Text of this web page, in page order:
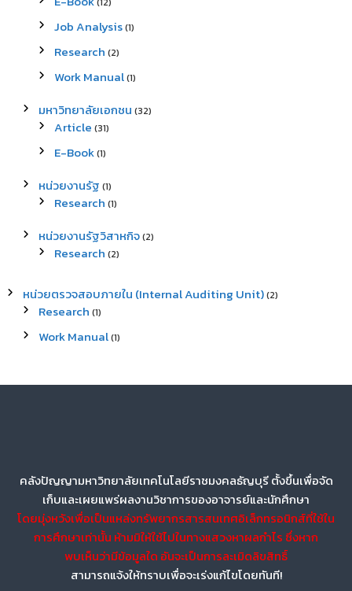
Job Analysis(1)
Research (2)
Work Manual(1)
มหาวิทยาลัยเอกชน (32)
Article (31)
E-Book(1)
หน่วยงานรัฐ (1)
Research (1)
หน่วยงานรัฐวิสาหกิจ(2)
Research (2)
หน่วยตรวจสอบภายใน (Internal Auditing Unit)(2)
Research (1)
Work Manual(1)
คลังปัญญามหาวิทยาลัยเทคโนโลยีราชมงคลธัญบุรี ตั้งขึ้นเพื่อจัด
เก็บและเผยแพร่ผลงานวิชาการของอาจารย์และนักศึกษา
โดยมุ่งหวังเพื่อเป็นแหล่งทรัพยากรสารสนเทศอิเล็กทรอนิกส์ที่ใช้ใน
การศึกษาเท่านั้น ห้ามมิให้ใช้ไปในทางแสวงหาผลกำไร ซึ่งหาก
พบเห็นว่ามีข้อมูลใด อันจะเป็นการละเมิดลิขสิทธิ์
สามารถแจ้งให้ทราบเพื่อจะเร่งแก้ไขโดยทันที!